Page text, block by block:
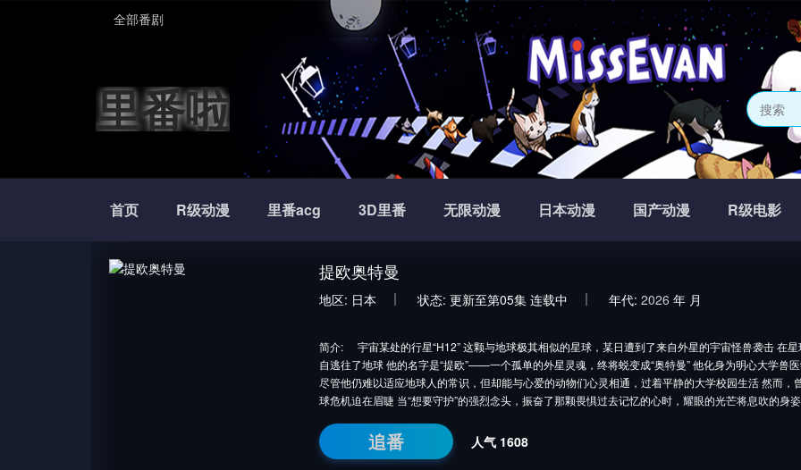
全部番剧
里番啦
首页 R级动漫 里番acg 3D里番 无限动漫 日本动漫 国产动漫 R级电影
提欧奥特曼
地区: 日本 状态: 更新至第05集 连载中 年代: 2026 年 月
简介:
宇宙某处的行星“H12” 这颗与地球极其相似的星球，某日遭到了来自外星的宇宙怪兽袭击 在
自逃往了地球 他的名字是“提欧”——一个孤单的外星灵魂，终将蜕变成“奥特曼” 他化身为明心大学兽
尽管他仍难以适应地球人的常识，但却能与心爱的动物们心灵相通，过着平静的大学校园生活 然而
球危机迫在眉睫 当“想要守护”的强烈念头，振奋了那颗畏惧过去记忆的心时，耀眼的光芒将息吹的
追番 人气 1608